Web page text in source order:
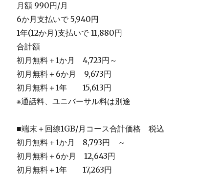
月額 990円/月
6か月支払いで 5,940円
1年(12か月)支払いで 11,880円
合計額
初月無料＋1か月 4,723円～
初月無料＋6か月 9,673円
初月無料＋1年 15,613円
※通話料、ユニバーサル料は別途
■端末＋回線1GB/月コース合計価格 税込
初月無料＋1か月 8,793円 ～
初月無料＋6か月 12,643円
初月無料＋1年 17,263円